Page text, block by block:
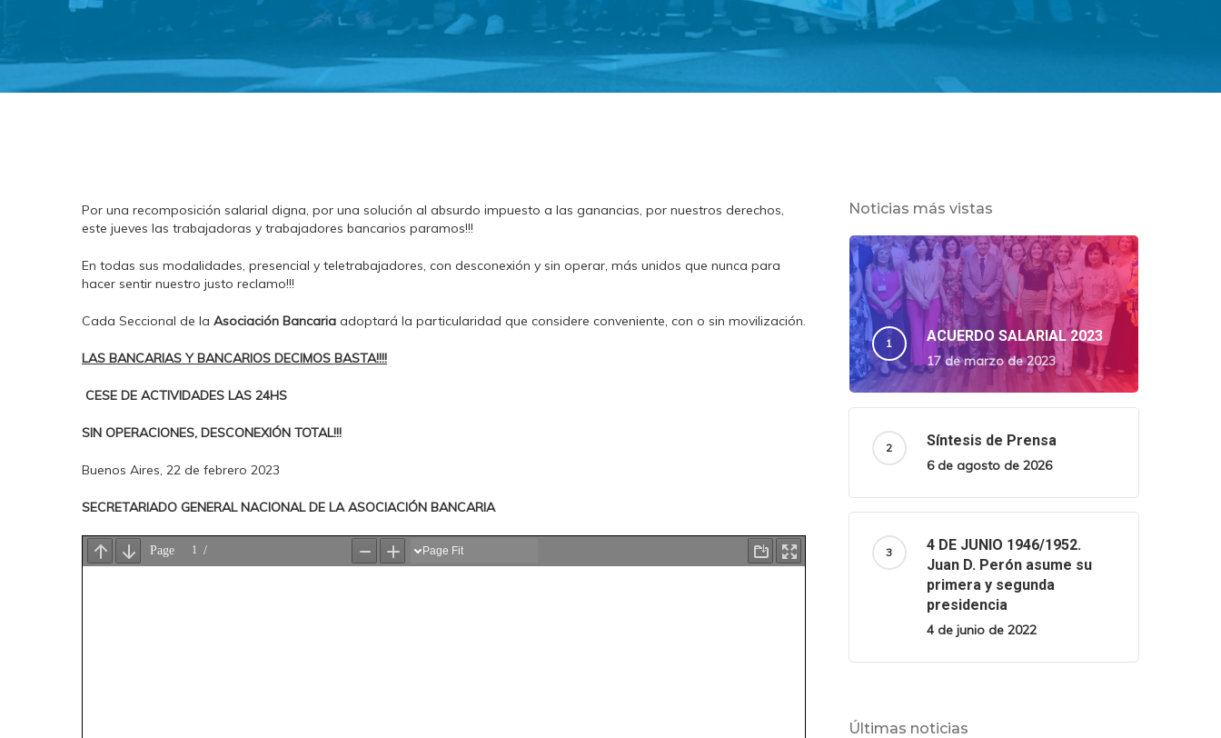
Por una recomposición salarial digna, por una solución al absurdo impuesto a las ganancias, por nuestros derechos,
este jueves las trabajadoras y trabajadores bancarios paramos!!!
En todas sus modalidades, presencial y teletrabajadores, con desconexión y sin operar, más unidos que nunca para
hacer sentir nuestro justo reclamo!!!
Cada Seccional de la Asociación Bancaria adoptará la particularidad que considere conveniente, con o sin movilización.
LAS BANCARIAS Y BANCARIOS DECIMOS BASTA!!!!
CESE DE ACTIVIDADES LAS 24HS
SIN OPERACIONES, DESCONEXIÓN TOTAL!!!
Buenos Aires, 22 de febrero 2023
SECRETARIADO GENERAL NACIONAL DE LA ASOCIACIÓN BANCARIA
Noticias más vistas
ACUERDO SALARIAL 2023
17 de marzo de 2023
Síntesis de Prensa
6 de agosto de 2026
4 DE JUNIO 1946/1952.
Juan D. Perón asume su
primera y segunda
presidencia
4 de junio de 2022
Últimas noticias